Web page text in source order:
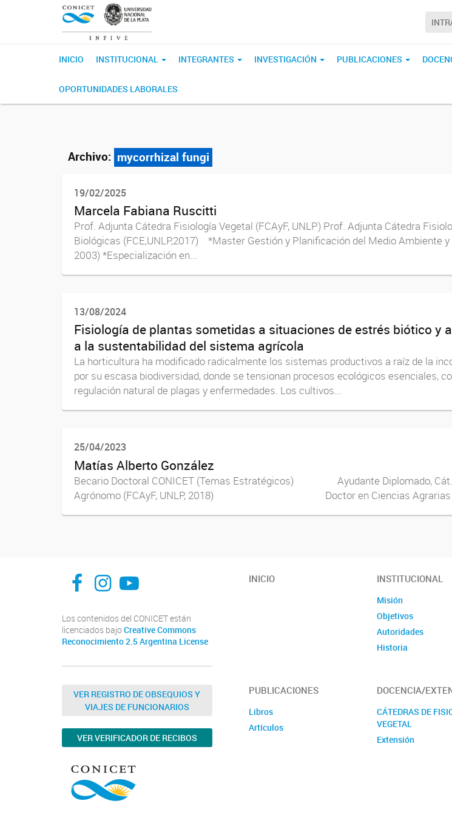
INICIO INSTITUCIONAL INTEGRANTES INVESTIGACIÓN PUBLICACIONES
OPORTUNIDADES LABORALES
Archivo: mycorrhizal fungi
19/02/2025
Marcela Fabiana Ruscitti
Prof. Adjunta Cátedra Fisiología Vegetal (FCAyF, UNLP) Prof. Adjunta Cátedra
Biológicas (FCE,UNLP,2017) *Master Gestión y Planificación del Medio
2003) *Especialización en...
13/08/2024
Fisiología de plantas sometidas a situaciones de estrés biótico y
a la sustentabilidad del sistema agrícola
La horticultura ha modificado radicalmente los sistemas productivos a raíz de la
por su escasa biodiversidad, donde se tensionan procesos ecológicos esenciales,
regulación natural de plagas y enfermedades. Los cultivos...
25/04/2023
Matías Alberto González
Becario Doctoral CONICET (Temas Estratégicos) Ayudante
Agrónomo (FCAyF, UNLP, 2018) Doctor en Ciencias Agrarias y
INFIVE La Platainstitutodefisiologiavegetal
Instituto de Fisiología Vegetal, La Plata
Los contenidos del CONICET están
licenciados bajo Creative Commons
Reconocimiento 2.5 Argentina License
VER REGISTRO DE OBSEQUIOS Y
VIAJES DE FUNCIONARIOS
VER VERIFICADOR DE RECIBOS
INICIO INSTITUCIONAL
Misión
Objetivos
Autoridades
Historia
PUBLICACIONES
Libros
Artículos
DOCENCIA/
CÁTEDRAS DE
VEGETAL
Extensión